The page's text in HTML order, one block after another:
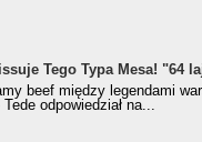
Tego Typa Mesa! "64
beef między legendami
odpowiedział na...